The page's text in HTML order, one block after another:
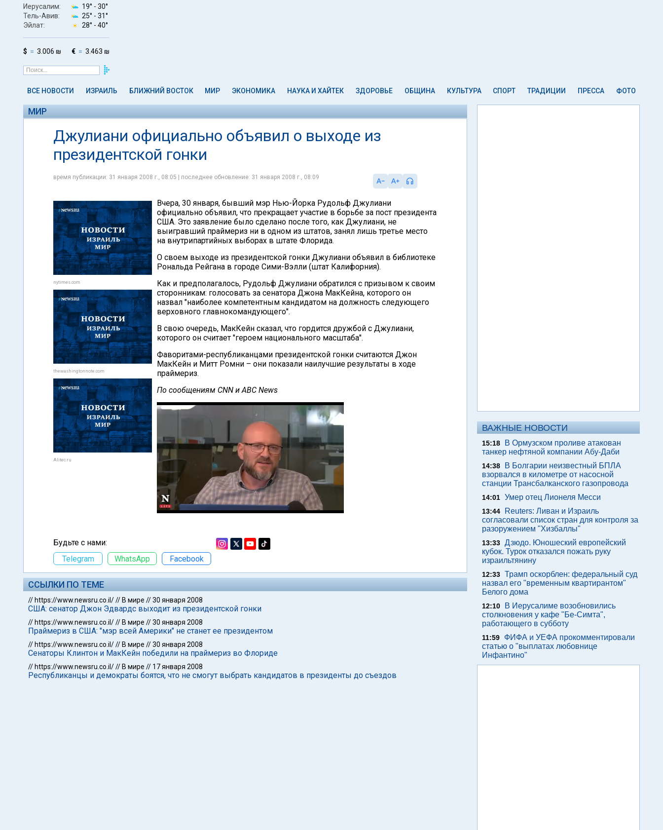
Иерусалим: 19° - 30°
Тель-Авив:
25° - 31°
Эйлат:
28° - 40°
$ 3.006 ₪ € 3.463 ₪
ВСЕ НОВОСТИ ИЗРАИЛЬ БЛИЖНИЙ ВОСТОК МИР ЭКОНОМИКА НАУКА И ХАЙТЕК ЗДОРОВЬЕ ОБЩИНА КУЛЬТУРА СПОРТ ТРАДИЦИИ ПРЕССА ФОТО
МИР
Джулиани официально объявил о выходе из
президентской гонки
время публикации: 31 января 2008 г., 08:05 | последнее обновление: 31 января 2008 г., 08:09
nytimes.com
thewashingtonnote.com
Alitec.ru
Вчера, 30 января, бывший мэр Нью-Йорка Рудольф Джулиани
официально объявил, что прекращает участие в борьбе за пост президента
США. Это заявление было сделано после того, как Джулиани, не
выигравший праймериз ни в одном из штатов, занял лишь третье место
на внутрипартийных выборах в штате Флорида.
О своем выходе из президентской гонки Джулиани объявил в библиотеке
Рональда Рейгана в городе Сими-Вэлли (штат Калифорния).
Как и предполагалось, Рудольф Джулиани обратился с призывом к своим
сторонникам: голосовать за сенатора Джона МакКейна, которого он
назвал "наиболее компетентным кандидатом на должность следующего
верховного главнокомандующего".
В свою очередь, МакКейн сказал, что гордится дружбой с Джулиани,
которого он считает "героем национального масштаба".
Фаворитами-республиканцами президентской гонки считаются Джон
МакКейн и Митт Ромни – они показали наилучшие результаты в ходе
праймериз.
По сообщениям CNN и ABC News
Будьте с нами:
Telegram
WhatsApp Facebook
ССЫЛКИ ПО ТЕМЕ
// https://www.newsru.co.il/// В мире //30 января 2008
США: сенатор Джон Эдвардс выходит из президентской гонки
// https://www.newsru.co.il/// В мире //30 января 2008
Праймериз в США: "мэр всей Америки" не станет ее президентом
// https://www.newsru.co.il/// В мире //30 января 2008
Сенаторы Клинтон и МакКейн победили на праймериз во Флориде
// https://www.newsru.co.il/// В мире // 17 января 2008
Республиканцы и демократы боятся, что не смогут выбрать кандидатов в президенты до съездов
ВАЖНЫЕ НОВОСТИ
15:18
В Ормузском проливе атакован
танкер нефтяной компании Абу-Даби
14:38
В Болгарии неизвестный БПЛА
взорвался в километре от насосной
станции Трансбалканского газопровода
14:01 Умер отец Лионеля Месси
13:44
Reuters: Ливан и Израиль
согласовали список стран для контроля за
разоружением "Хизбаллы"
13:33 Дзюдо. Юношеский европейский
кубок. Турок отказался пожать руку
израильтянину
12:33 Трамп оскорблен: федеральный суд
назвал его "временным квартирантом"
Белого дома
12:10
В Иерусалиме возобновились
столкновения у кафе "Бе-Симта",
работающего в субботу
11:59
ФИФА и УЕФА прокомментировали
статью о "выплатах любовнице
Инфантино"